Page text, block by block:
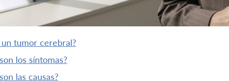
un tumor cerebral?
son los síntomas?
son las causas?